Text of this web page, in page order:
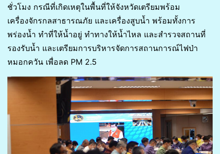
ชั่วโมง กรณีที่เกิดเหตุในพื้นที่ให้จังหวัดเตรียมพร้อม
เครื่องจักรกลสาธารณภัย และเครื่องสูบน้ำ พร้อมทั้งการ
พร่องน้ำ ทำที่ให้น้ำอยู่ ทำทางให้น้ำไหล และสำรวจสถานที่
รองรับน้ำ และเตรียมการบริหารจัดการสถานการณ์ไฟป่า
หมอกควัน เพื่อลด PM 2.5